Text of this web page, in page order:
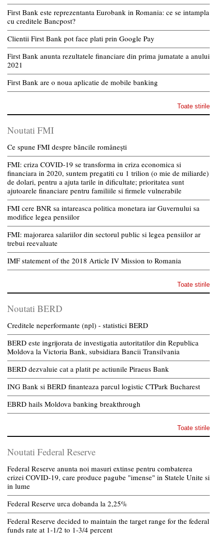
First Bank este reprezentanta Eurobank in Romania: ce se intampla
cu creditele Bancpost?
Clientii First Bank pot face plati prin Google Pay
First Bank anunta rezultatele financiare din prima jumatate a anului
2021
First Bank are o noua aplicatie de mobile banking
Toate stirile
Noutati FMI
Ce spune FMI despre băncile românești
FMI: criza COVID-19 se transforma in criza economica si
financiara in 2020, suntem pregatiti cu 1 trilion (o mie de miliarde)
de dolari, pentru a ajuta tarile in dificultate; prioritatea sunt
ajutoarele financiare pentru familiile si firmele vulnerabile
FMI cere BNR sa intareasca politica monetara iar Guvernului sa
modifice legea pensiilor
FMI: majorarea salariilor din sectorul public si legea pensiilor ar
trebui reevaluate
IMF statement of the 2018 Article IV Mission to Romania
Toate stirile
Noutati BERD
Creditele neperformante (npl) - statistici BERD
BERD este ingrijorata de investigatia autoritatilor din Republica
Moldova la Victoria Bank, subsidiara Bancii Transilvania
BERD dezvaluie cat a platit pe actiunile Piraeus Bank
ING Bank si BERD finanteaza parcul logistic CTPark Bucharest
EBRD hails Moldova banking breakthrough
Toate stirile
Noutati Federal Reserve
Federal Reserve anunta noi masuri extinse pentru combaterea
crizei COVID-19, care produce pagube "imense" in Statele Unite si
in lume
Federal Reserve urca dobanda la 2,25%
Federal Reserve decided to maintain the target range for the federal
funds rate at 1-1/2 to 1-3/4 percent